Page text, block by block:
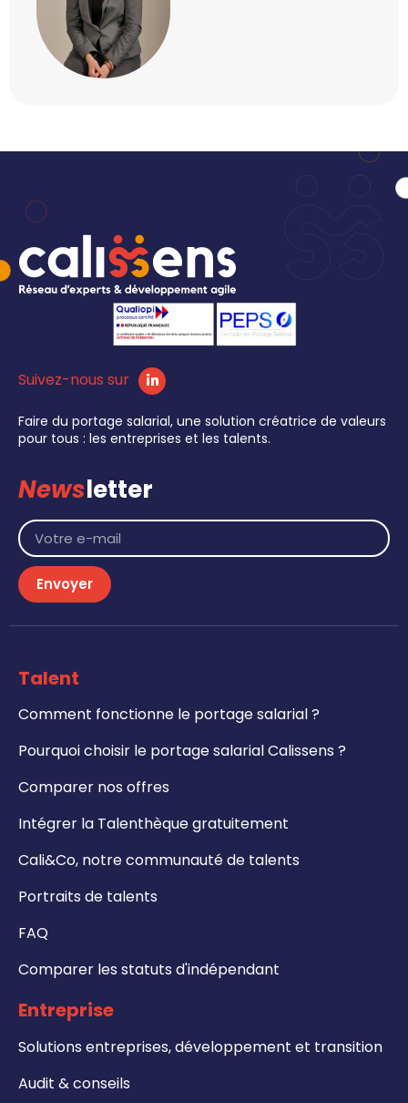
Suivez-nous sur
Faire du portage salarial, une solution créatrice de valeurs
pour tous : les entreprises et les talents.
Newsletter
Envoyer
Talent
Comment fonctionne le portage salarial ?
Pourquoi choisir le portage salarial Calissens ?
Comparer nos offres
Intégrer la Talenthèque gratuitement
Cali&Co, notre communauté de talents
Portraits de talents
FAQ
Comparer les statuts d'indépendant
Entreprise
Solutions entreprises, développement et transition
Audit & conseils